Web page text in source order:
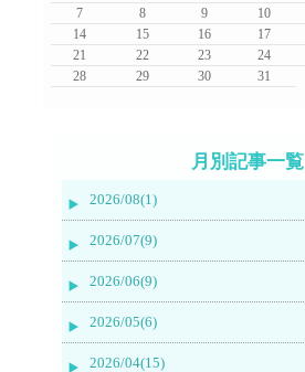
7
8 9 10
14
15 16 17
21
22 23 24
28
29 30 31
月別記事一覧
2026/08(1)
2026/07(9)
2026/06(9)
2026/05(6)
2026/04(15)